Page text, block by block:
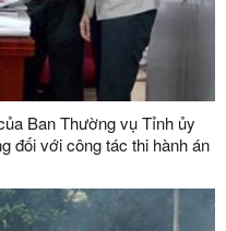
Ban Thường vụ Tỉnh ủy
đối với công tác thi hành án